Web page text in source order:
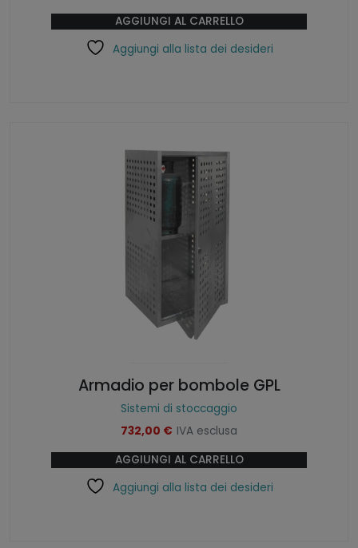
AGGIUNGI AL CARRELLO
Aggiungi alla lista dei desideri
Armadio per bombole GPL
Sistemi di stoccaggio
732,00 € IVA esclusa
AGGIUNGI AL CARRELLO
Aggiungi alla lista dei desideri